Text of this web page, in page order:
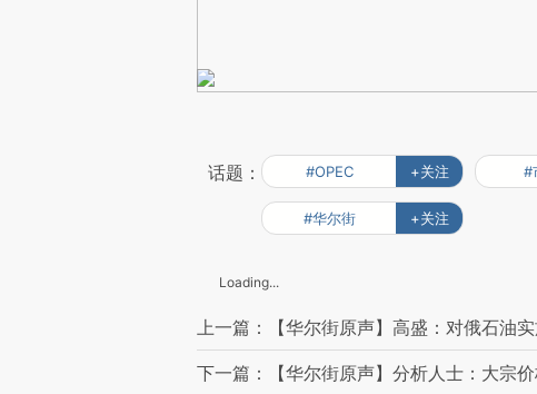
话题： #OPEC +关注 #
#华尔街 +关注
Loading...
上一篇：【华尔街原声】高盛：对俄石油
下一篇：【华尔街原声】分析人士：大宗